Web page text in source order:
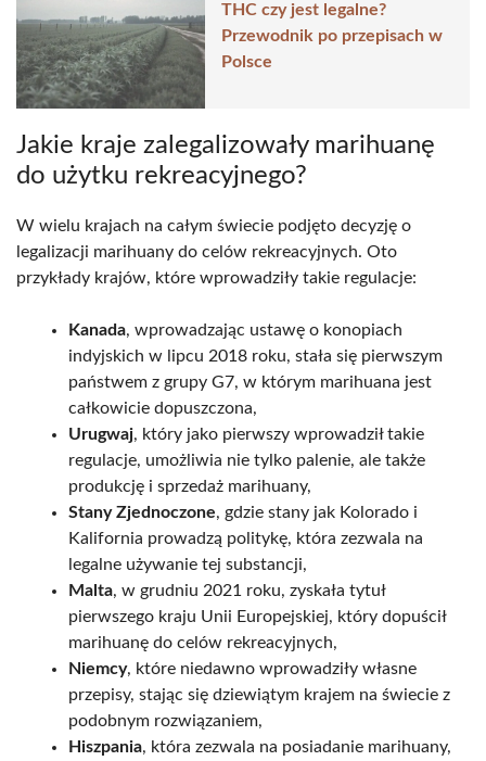
THC czy jest legalne?
Przewodnik po przepisach w
Polsce
Jakie kraje zalegalizowały marihuanę
do użytku rekreacyjnego?
W wielu krajach na całym świecie podjęto decyzję o
legalizacji marihuany do celów rekreacyjnych. Oto
przykłady krajów, które wprowadziły takie regulacje:
Kanada, wprowadzając ustawę o konopiach
indyjskich w lipcu 2018 roku, stała się pierwszym
państwem z grupy G7, w którym marihuana jest
całkowicie dopuszczona,
Urugwaj, który jako pierwszy wprowadził takie
regulacje, umożliwia nie tylko palenie, ale także
produkcję i sprzedaż marihuany,
Stany Zjednoczone, gdzie stany jak Kolorado i
Kalifornia prowadzą politykę, która zezwala na
legalne używanie tej substancji,
Malta, w grudniu 2021 roku, zyskała tytuł
pierwszego kraju Unii Europejskiej, który dopuścił
marihuanę do celów rekreacyjnych,
Niemcy, które niedawno wprowadziły własne
przepisy, stając się dziewiątym krajem na świecie z
podobnym rozwiązaniem,
Hiszpania, która zezwala na posiadanie marihuany,